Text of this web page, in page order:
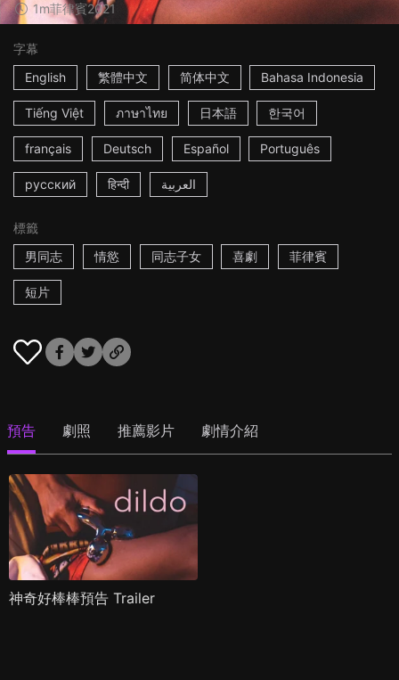
1m菲律賓2021
字幕
English
繁體中文 简体中文 Bahasa Indonesia
Tiếng Việt ภาษาไทย 日本語 한국어
français Deutsch Español Português
русский हिन्दी العربية
標籤
男同志
情慾 同志子女 喜劇 菲律賓
短片
預告 劇照 推薦影片 劇情介紹
神奇好棒棒預告 Trailer